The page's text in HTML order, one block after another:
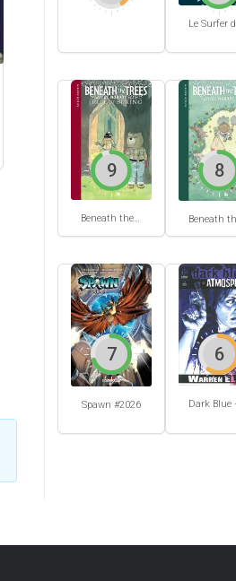
Beneath the trees where nobody sees #2
9 8
Spawn #2026
7 6